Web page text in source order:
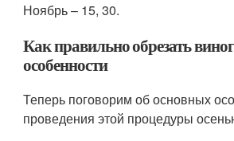
Ноябрь – 15, 30.
Как правильно обрезать
особенности
Теперь поговорим об основных
проведения этой процедуры